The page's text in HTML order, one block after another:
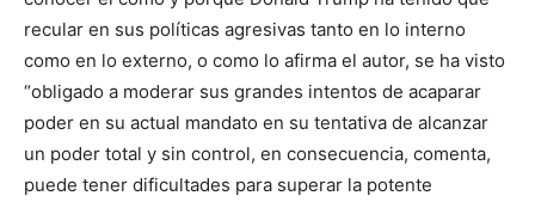
recular en sus políticas agresivas tanto en lo interno
como en lo externo, o como lo afirma el autor, se ha visto
“obligado a moderar sus grandes intentos de acaparar
poder en su actual mandato en su tentativa de alcanzar
un poder total y sin control, en consecuencia, comenta,
puede tener dificultades para superar la potente